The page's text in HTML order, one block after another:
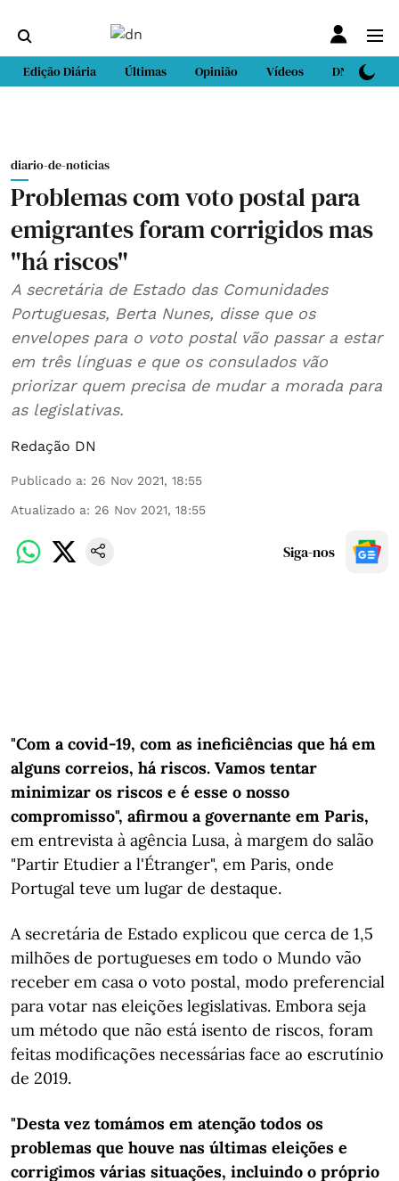
Edição Diária Últimas Opinião Vídeos DN Sport
diario-de-noticias
Problemas com voto postal para
emigrantes foram corrigidos mas
"há riscos"
A secretária de Estado das Comunidades
Portuguesas, Berta Nunes, disse que os
envelopes para o voto postal vão passar a estar
em três línguas e que os consulados vão
priorizar quem precisa de mudar a morada para
as legislativas.
Redação DN
Publicado a: 26 Nov 2021, 18:55
Atualizado a: 26 Nov 2021, 18:55
Siga-nos
"Com a covid-19, com as ineficiências que há em
alguns correios, há riscos. Vamos tentar
minimizar os riscos e é esse o nosso
compromisso", afirmou a governante em Paris,
em entrevista à agência Lusa, à margem do salão
"Partir Etudier a l'Étranger", em Paris, onde
Portugal teve um lugar de destaque.
A secretária de Estado explicou que cerca de 1,5
milhões de portugueses em todo o Mundo vão
receber em casa o voto postal, modo preferencial
para votar nas eleições legislativas. Embora seja
um método que não está isento de riscos, foram
feitas modificações necessárias face ao escrutínio
de 2019.
"Desta vez tomámos em atenção todos os
problemas que houve nas últimas eleições e
corrigimos várias situações, incluindo o próprio